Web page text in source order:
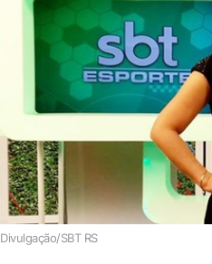
Divulgação/SBT RS